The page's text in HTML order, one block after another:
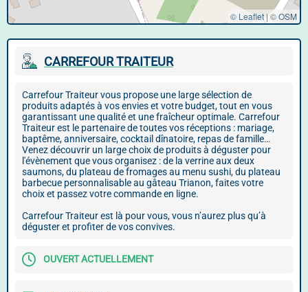
© Leaflet | ©OSM
CARREFOUR TRAITEUR
Carrefour Traiteur vous propose une large sélection de
produits adaptés à vos envies et votre budget, tout en vous
garantissant une qualité et une fraîcheur optimale. Carrefour
Traiteur est le partenaire de toutes vos réceptions : mariage,
baptême, anniversaire, cocktail dînatoire, repas de famille…
Venez découvrir un large choix de produits à déguster pour
l'évènement que vous organisez : de la verrine aux deux
saumons, du plateau de fromages au menu sushi, du plateau
barbecue personnalisable au gâteau Trianon, faites votre
choix et passez votre commande en ligne.
Carrefour Traiteur est là pour vous, vous n’aurez plus qu’à
déguster et profiter de vos convives.
OUVERT ACTUELLEMENT